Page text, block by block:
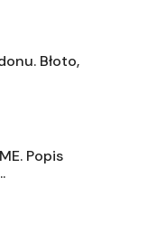
Błoto,
Popis